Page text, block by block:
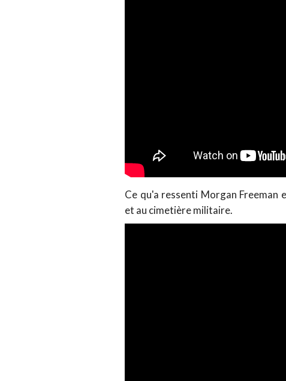
Ce qu'a ressenti Morgan Freeman
et au cimetière militaire.